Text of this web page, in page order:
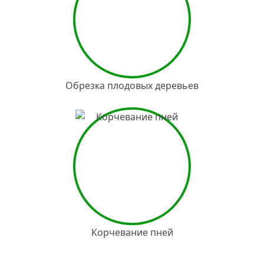
Обрезка плодовых деревьев
Корчевание пней